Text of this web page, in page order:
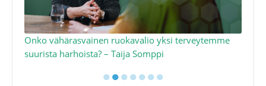
Onko vähärasvainen ruokavalio yksi terveytemme
suurista harhoista? – Taija Somppi
●●●●●●●